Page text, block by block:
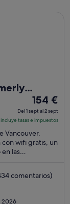
El
precio
es
de
154 €
del
154 €
Del 1 sept al 2 sept
incluye tasas e impuestos
Vancouver.
con wifi gratis, un
las
comentarios)
2026